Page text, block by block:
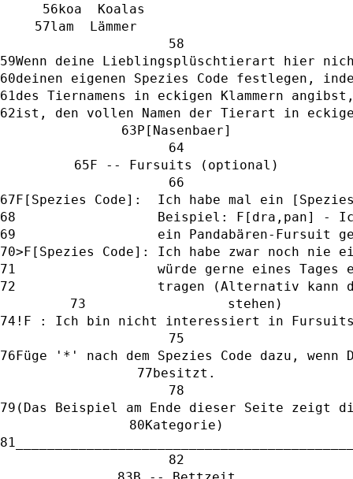
koa  Koalas
lam  Lämmer
Wenn deine Lieblingsplüschtierart hier
deinen eigenen Spezies Code festlegen,
des Tiernamens in eckigen Klammern
ist, den vollen Namen der Tierart in
P[Nasenbaer]
F -- Fursuits (optional)
F[Spezies Code]:  Ich habe mal ein
Beispiel: F[dra,pan] -
ein Pandabären-Fursuit
>F[Spezies Code]: Ich habe zwar noch nie
würde gerne eines Tages
tragen (Alternativ kann
                  stehen)
!F : Ich bin nicht interessiert in Fursuits
Füge '*' nach dem Spezies Code dazu,
besitzt.
(Das Beispiel am Ende dieser Seite zeigt
Kategorie)